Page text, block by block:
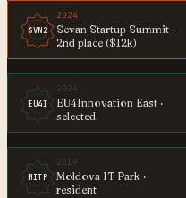
SVN2
2024
Sevan Startup Summit ·
2nd place ($12k)
EU4I
2024
EU4Innovation East ·
selected
MITP
2019
Moldova IT Park ·
resident